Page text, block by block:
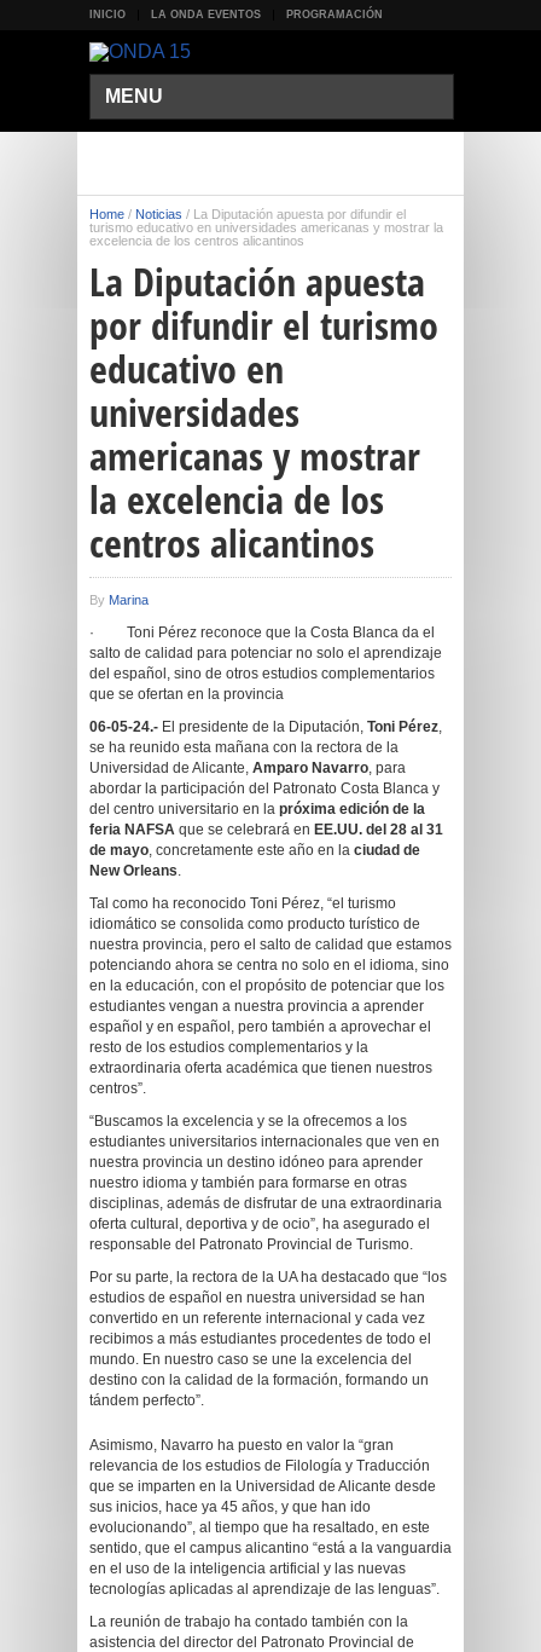
INICIO LA ONDA EVENTOS PROGRAMACIÓN
MENU
Home / Noticias / La Diputación apuesta por difundir el
turismo educativo en universidades americanas y mostrar la
excelencia de los centros alicantinos
La Diputación apuesta
por difundir el turismo
educativo en
universidades
americanas y mostrar
la excelencia de los
centros alicantinos
By Marina
· Toni Pérez reconoce que la Costa Blanca da el
salto de calidad para potenciar no solo el aprendizaje
del español, sino de otros estudios complementarios
que se ofertan en la provincia
06-05-24.- El presidente de la Diputación, Toni Pérez,
se ha reunido esta mañana con la rectora de la
Universidad de Alicante, Amparo Navarro, para
abordar la participación del Patronato Costa Blanca y
del centro universitario en la próxima edición de la
feria NAFSA que se celebrará en EE.UU. del 28 al 31
de mayo, concretamente este año en la ciudad de
New Orleans.
Tal como ha reconocido Toni Pérez, “el turismo
idiomático se consolida como producto turístico de
nuestra provincia, pero el salto de calidad que estamos
potenciando ahora se centra no solo en el idioma, sino
en la educación, con el propósito de potenciar que los
estudiantes vengan a nuestra provincia a aprender
español y en español, pero también a aprovechar el
resto de los estudios complementarios y la
extraordinaria oferta académica que tienen nuestros
centros”.
“Buscamos la excelencia y se la ofrecemos a los
estudiantes universitarios internacionales que ven en
nuestra provincia un destino idóneo para aprender
nuestro idioma y también para formarse en otras
disciplinas, además de disfrutar de una extraordinaria
oferta cultural, deportiva y de ocio”, ha asegurado el
responsable del Patronato Provincial de Turismo.
Por su parte, la rectora de la UA ha destacado que “los
estudios de español en nuestra universidad se han
convertido en un referente internacional y cada vez
recibimos a más estudiantes procedentes de todo el
mundo. En nuestro caso se une la excelencia del
destino con la calidad de la formación, formando un
tándem perfecto”.
Asimismo, Navarro ha puesto en valor la “gran
relevancia de los estudios de Filología y Traducción
que se imparten en la Universidad de Alicante desde
sus inicios, hace ya 45 años, y que han ido
evolucionando”, al tiempo que ha resaltado, en este
sentido, que el campus alicantino “está a la vanguardia
en el uso de la inteligencia artificial y las nuevas
tecnologías aplicadas al aprendizaje de las lenguas”.
La reunión de trabajo ha contado también con la
asistencia del director del Patronato Provincial de